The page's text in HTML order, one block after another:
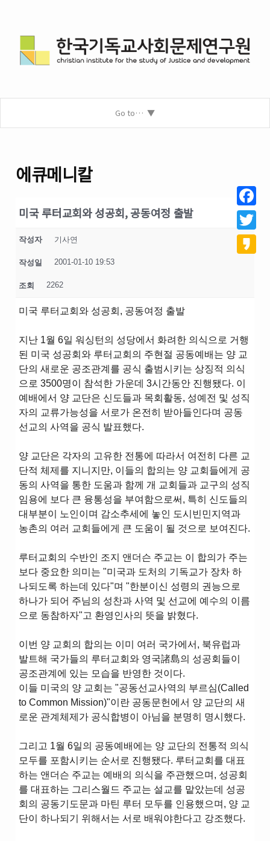
Go to…
에큐메니칼
미국 루터교회와 성공회, 공동여정 출발
작성자 기사연
작성일 2001-01-10 19:53
조회 2262
미국 루터교회와 성공회, 공동여정 출발
지난 1월 6일 워싱턴의 성당에서 화려한 의식으로 거행
된 미국 성공회와 루터교회의 주현절 공동예배는 양 교
단의 새로운 공조관계를 공식 출범시키는 상징적 의식
으로 3500명이 참석한 가운데 3시간동안 진행됐다. 이
예배에서 양 교단은 신도들과 목회활동, 성예전 및 성직
자의 교류가능성을 서로가 온전히 받아들인다며 공동
선교의 사역을 공식 발표했다.
양 교단은 각자의 고유한 전통에 따라서 여전히 다른 교
단적 체제를 지니지만, 이들의 합의는 양 교회들에게 공
동의 사역을 통한 도움과 함께 개 교회들과 교구의 성직
임용에 보다 큰 융통성을 부여함으로써, 특히 신도들의
대부분이 노인이며 감소추세에 놓인 도시빈민지역과
농촌의 여러 교회들에게 큰 도움이 될 것으로 보여진다.
루터교회의 수반인 조지 앤더슨 주교는 이 합의가 주는
보다 중요한 의미는 "미국과 도처의 기독교가 장차 하
나되도록 하는데 있다"며 "한분이신 성령의 권능으로
하나가 되어 주님의 성찬과 사역 및 선교에 예수의 이름
으로 동참하자"고 환영인사의 뜻을 밝혔다.
이번 양 교회의 합의는 이미 여러 국가에서, 북유럽과
발트해 국가들의 루터교회와 영국諸島의 성공회들이
공조관계에 있는 모습을 반영한 것이다.
이들 미국의 양 교회는 "공동선교사역의 부르심(Called
to Common Mission)"이란 공동문헌에서 양 교단의 새
로운 관계체제가 공식합병이 아님을 분명히 명시했다.
그리고 1월 6일의 공동예배에는 양 교단의 전통적 의식
모두를 포함시키는 순서로 진행됐다. 루터교회를 대표
하는 앤더슨 주교는 예배의 의식을 주관했으며, 성공회
를 대표하는 그리스월드 주교는 설교를 맡았는데 성공
회의 공동기도문과 마틴 루터 모두를 인용했으며, 양 교
단이 하나되기 위해서는 서로 배워야한다고 강조했다.
Twitter